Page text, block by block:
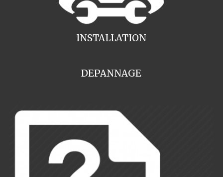
INSTALLATION
DEPANNAGE